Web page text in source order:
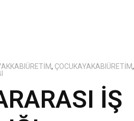
, ÇOCUKAYAKABIÜRETIM,
İŞ